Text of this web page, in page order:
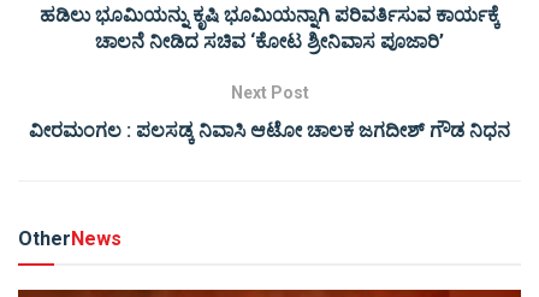
ಹಡಿಲು ಭೂಮಿಯನ್ನು ಕೃಷಿ ಭೂಮಿಯನ್ನಾಗಿ ಪರಿವರ್ತಿಸುವ ಕಾರ್ಯಕ್ಕೆ
ಚಾಲನೆ ನೀಡಿದ ಸಚಿವ ‘ಕೋಟ ಶ್ರೀನಿವಾಸ ಪೂಜಾರಿ’
Next Post
ವೀರಮಂಗಲ : ಪಲಸಡ್ಕ ನಿವಾಸಿ ಆಟೋ ಚಾಲಕ ಜಗದೀಶ್ ಗೌಡ ನಿಧನ
OtherNews